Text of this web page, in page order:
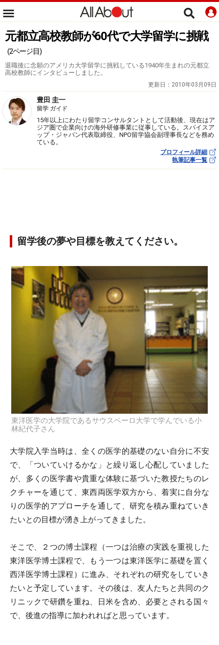
元都立高校教師が60代で大学留学に挑戦
(2ページ目)
退職後に念願のアメリカ大学留学に挑戦している1940年生まれの元都立
高校教師にインタビューしました。
更新日： 2010年03月09日
豊田 圭一
留学 ガイド
15年以上にわたり留学コンサルタントとして活動後、現在はア
ジア圏で企業向けの海外研修事業に従事している。スパイスア
ップ・ジャパン代表取締役、NPO留学協会副理事長などを務め
ている。
プロフィール詳細
執筆記事一覧
留学後の夢や目標を教えてください。
東洋医学の大学院であるサウスベーロ大学で学んでいる小
林紀代子さん
大学院入学当時は、全くの医学的基礎のない自分に不安
で、「ついていけるかな」と繰り返し心配していました
が、多くの医学書や貴重な体験に基づいた教授たちのレ
クチャーを通じて、東西両医学双方から、着実に自分な
りの医学的アプローチを通して、研究を積み重ねていき
たいとの目標が湧き上がってきました。
そこで、２つの博士課程（一つは治療の実践を重視した
東洋医学博士課程で、もう一つは東洋医学に基礎を置く
西洋医学博士課程）に進み、それぞれの研究をしていき
たいと予定しています。その後は、友人たちと共同のク
リニックで研鑽を重ね、日米を含め、必要とされる国々
で、後進の指導に加われればと思っています。